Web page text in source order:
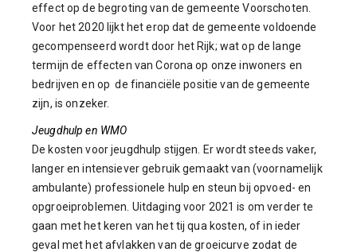
effect op de begroting van de gemeente Voorschoten.
Voor het 2020 lijkt het erop dat de gemeente voldoende
gecompenseerd wordt door het Rijk; wat op de lange
termijn de effecten van Corona op onze inwoners en
bedrijven en op de financiële positie van de gemeente
zijn, is onzeker.
Jeugdhulp en WMO
De kosten voor jeugdhulp stijgen. Er wordt steeds vaker,
langer en intensiever gebruik gemaakt van (voornamelijk
ambulante) professionele hulp en steun bij opvoed- en
opgroeiproblemen. Uitdaging voor 2021 is om verder te
gaan met het keren van het tij qua kosten, of in ieder
geval met het afvlakken van de groeicurve zodat de